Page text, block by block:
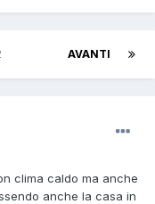
AVANTI
clima caldo ma anche
anche la casa in